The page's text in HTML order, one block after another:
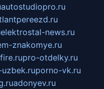
autostudiopro.ru
elektrostal-news.ru
znakomye.ru
pro-otdelky.ru
porno-vk.ru
adonyev.ru